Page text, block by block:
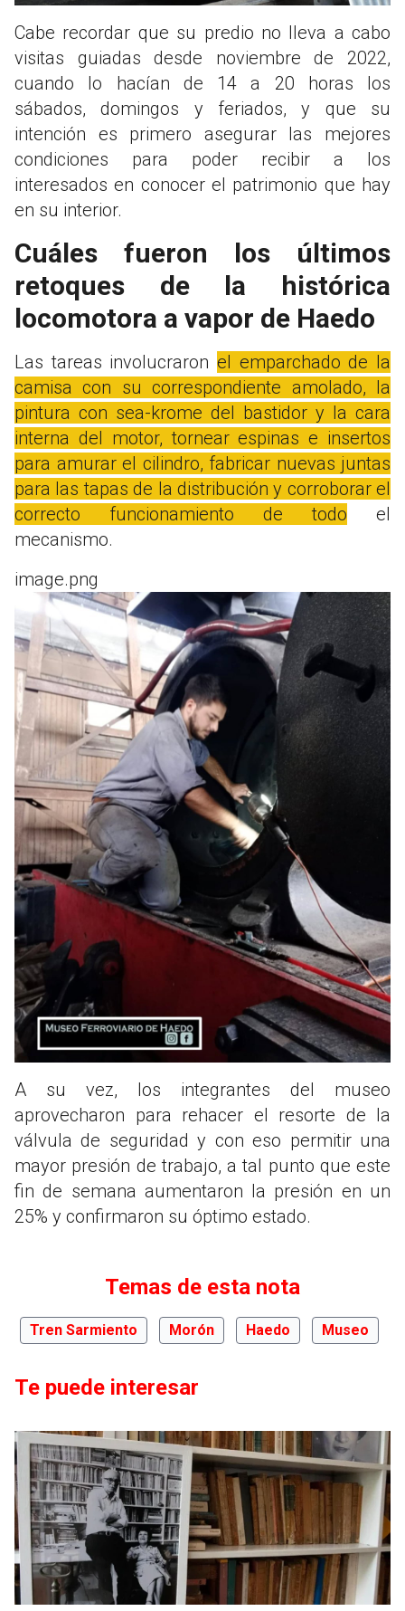
Cabe recordar que su predio no lleva a cabo
visitas guiadas desde noviembre de 2022,
cuando lo hacían de 14 a 20 horas los
sábados, domingos y feriados, y que su
intención es primero asegurar las mejores
condiciones para poder recibir a los
interesados en conocer el patrimonio que hay
en su interior.
Cuáles fueron los últimos
retoques de la histórica
locomotora a vapor de Haedo
Las tareas involucraron el emparchado de la
camisa con su correspondiente amolado, la
pintura con sea-krome del bastidor y la cara
interna del motor, tornear espinas e insertos
para amurar el cilindro, fabricar nuevas juntas
para las tapas de la distribución y corroborar el
correcto funcionamiento de todo el
mecanismo.
image.png
A su vez, los integrantes del museo
aprovecharon para rehacer el resorte de la
válvula de seguridad y con eso permitir una
mayor presión de trabajo, a tal punto que este
fin de semana aumentaron la presión en un
25% y confirmaron su óptimo estado.
Temas de esta nota
Tren Sarmiento Morón Haedo Museo
Te puede interesar